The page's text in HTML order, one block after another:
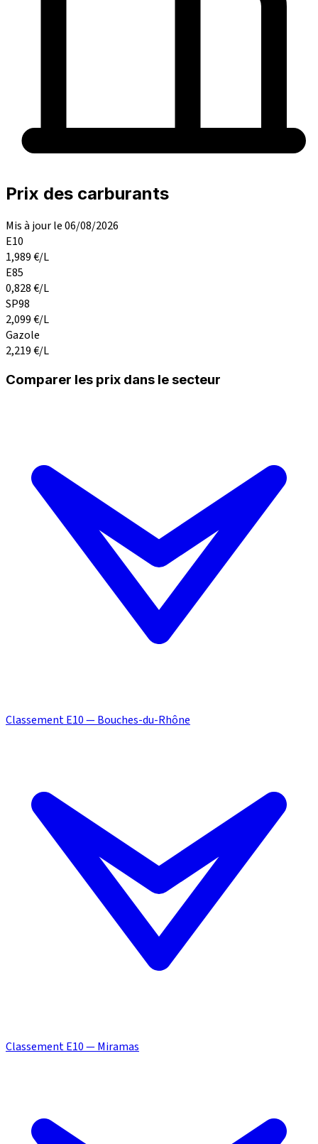
Prix des carburants
Mis à jour le 06/08/2026
E10
1,989€/L
E85
0,828€/L
SP98
2,099€/L
Gazole
2,219€/L
Comparer les prix dans le secteur
Classement E10 — Bouches-du-Rhône
Classement E10 — Miramas